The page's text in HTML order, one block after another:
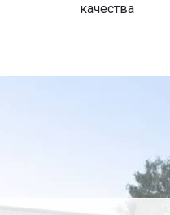
качества